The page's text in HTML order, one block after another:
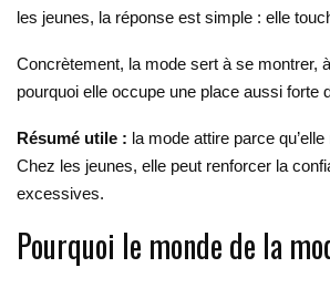
les jeunes, la réponse est simple : elle
Concrètement, la mode sert à se montrer,
pourquoi elle occupe une place aussi forte
Résumé utile : la mode attire parce
Chez les jeunes, elle peut renforcer la
excessives.
Pourquoi le monde de la